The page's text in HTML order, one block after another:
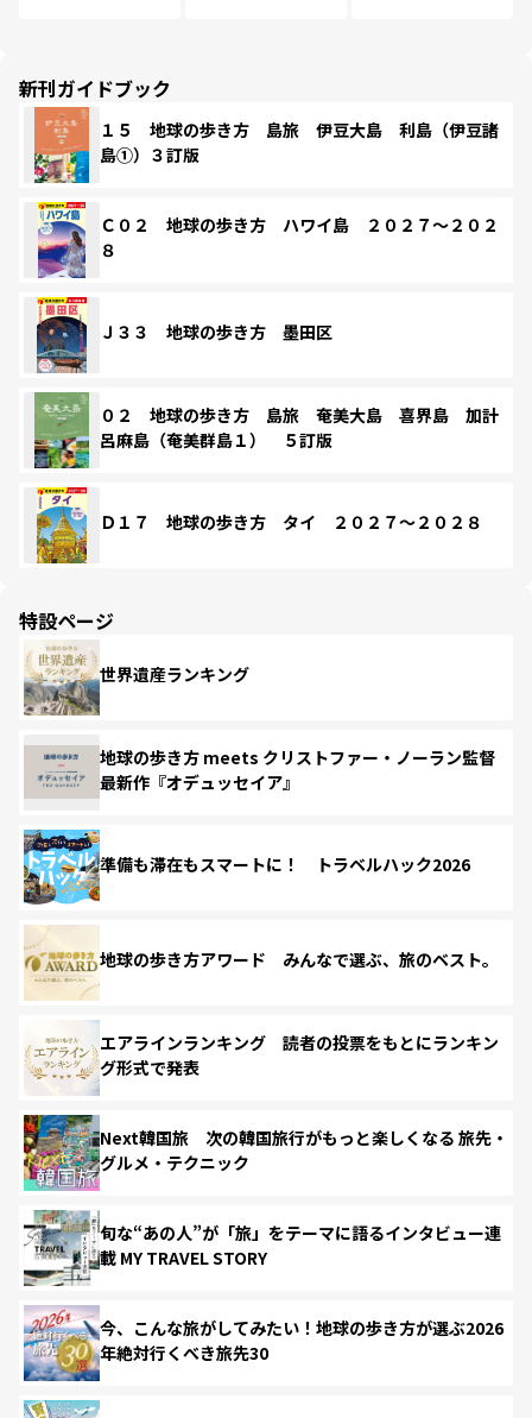
新刊ガイドブック
１５ 地球の歩き方 島旅 伊豆大島 利島（伊豆諸
島①）３訂版
Ｃ０２ 地球の歩き方 ハワイ島 ２０２７～２０２
８
Ｊ３３ 地球の歩き方 墨田区
０２ 地球の歩き方 島旅 奄美大島 喜界島 加計
呂麻島（奄美群島１） ５訂版
Ｄ１７ 地球の歩き方 タイ ２０２７～２０２８
特設ページ
世界遺産ランキング
地球の歩き方 meets クリストファー・ノーラン監督
最新作『オデュッセイア』
準備も滞在もスマートに！ トラベルハック2026
地球の歩き方アワード みんなで選ぶ、旅のベスト。
エアラインランキング 読者の投票をもとにランキン
グ形式で発表
Next韓国旅 次の韓国旅行がもっと楽しくなる 旅先・
グルメ・テクニック
旬な“あの人”が「旅」をテーマに語るインタビュー連
載 MY TRAVEL STORY
今、こんな旅がしてみたい！地球の歩き方が選ぶ2026
年絶対行くべき旅先30